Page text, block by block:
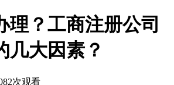
理？工商注册公司
几大因素？
次观看